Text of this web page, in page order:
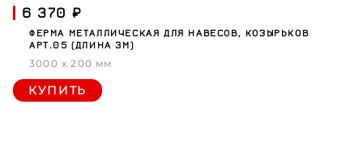
6 370 ₽
ФЕРМА МЕТАЛЛИЧЕСКАЯ ДЛЯ НАВЕСОВ, КОЗЫРЬКОВ
АРТ.05 (ДЛИНА 3М)
3000 x 200 мм
КУПИТЬ